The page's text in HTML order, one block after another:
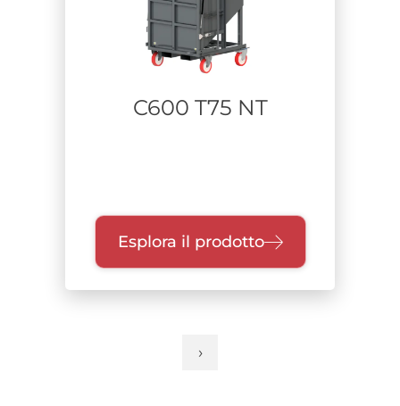
C600 T75 NT
Esplora il prodotto
Pagina
›